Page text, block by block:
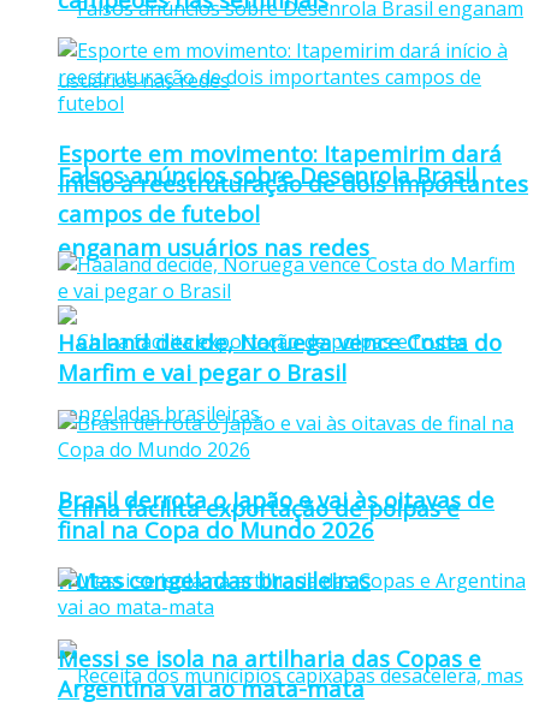
Falsos anúncios sobre Desenrola Brasil
enganam usuários nas redes
China facilita exportação de polpas e
frutas congeladas brasileiras
Esporte em movimento: Itapemirim dará
início à reestruturação de dois importantes
campos de futebol
Haaland decide, Noruega vence Costa do
Marfim e vai pegar o Brasil
Brasil derrota o Japão e vai às oitavas de
final na Copa do Mundo 2026
Messi se isola na artilharia das Copas e
Argentina vai ao mata-mata